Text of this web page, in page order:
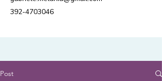
392-4703046
Post